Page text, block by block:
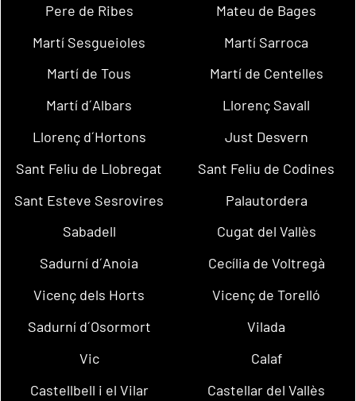
Pere de Ribes
Mateu de Bages
Martí Sesgueioles
Martí Sarroca
Martí de Tous
Martí de Centelles
Martí d´Albars
Llorenç Savall
Llorenç d´Hortons
Just Desvern
Sant Feliu de Llobregat
Sant Feliu de Codines
Sant Esteve Sesrovires
Palautordera
Sabadell
Cugat del Vallès
Sadurní d´Anoia
Cecília de Voltregà
Vicenç dels Horts
Vicenç de Torelló
Sadurní d´Osormort
Vilada
Vic
Calaf
Castellbell i el Vilar
Castellar del Vallès